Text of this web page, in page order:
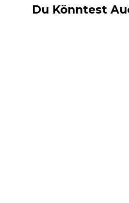
Du Könntest